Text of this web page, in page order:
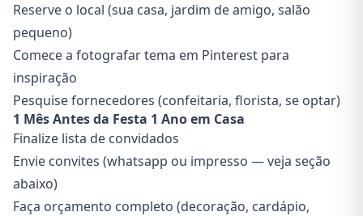
Reserve o local (sua casa, jardim de amigo, salão
pequeno)
Comece a fotografar tema em Pinterest para
inspiração
Pesquise fornecedores (confeitaria, florista, se optar)
1 Mês Antes da Festa 1 Ano em Casa
Finalize lista de convidados
Envie convites (whatsapp ou impresso — veja seção
abaixo)
Faça orçamento completo (decoração, cardápio,